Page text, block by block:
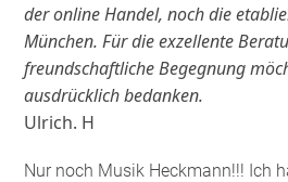
der online Handel, noch die
München. Für die exzellente
freundschaftliche Begegnung
ausdrücklich bedanken.
Ulrich. H
Nur noch Musik Heckmann!!! Ich